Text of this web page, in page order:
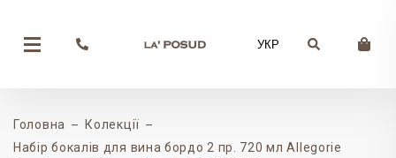
УКР
Головна
Колекції
Набір бокалів для вина бордо 2 пр. 720 мл Allegorie